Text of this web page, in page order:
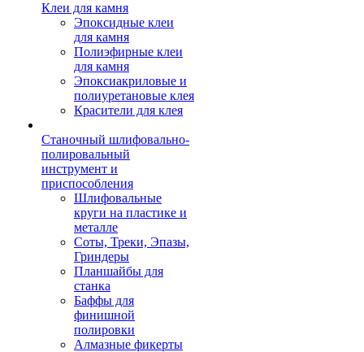
Клеи для камня
Эпоксидные клеи
для камня
Полиэфирные клеи
для камня
Эпоксиакриловые и
полиуретановые клея
Красители для клея
Станочный шлифовально-
полировальный
инструмент и
приспособления
Шлифовальные
круги на пластике и
металле
Соты, Треки, Эпазы,
Гриндеры
Планшайбы для
станка
Баффы для
финишной
полировки
Алмазные фикерты